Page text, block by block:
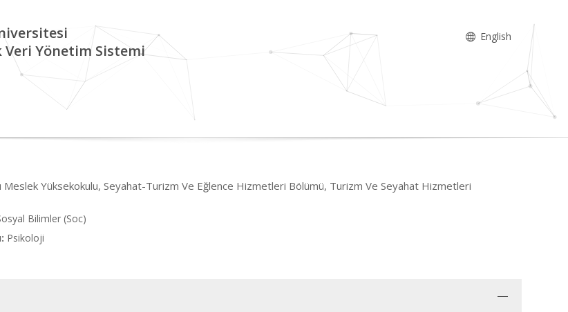
Veri Yönetim Sistemi
English
Meslek Yüksekokulu, Seyahat-Turizm Ve Eğlence Hizmetleri Bölümü, Turizm Ve Seyahat Hizmetleri
Bilimler (Soc)
Psikoloji